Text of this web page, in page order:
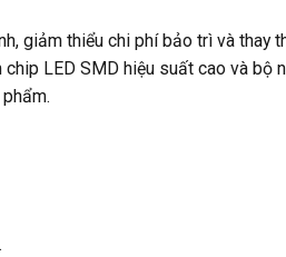
giảm thiểu chi phí bảo trì và thay
LED SMD hiệu suất cao và bộ